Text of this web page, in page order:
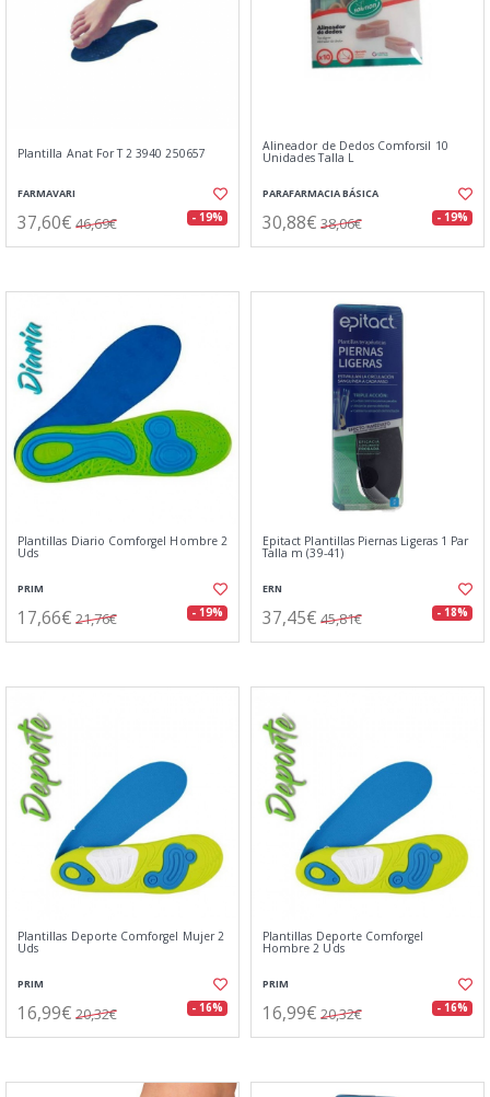
Plantilla Anat For T 2 3940 250657
FARMAVARI
37,60€ 46,69€ - 19%
Alineador de Dedos Comforsil 10
Unidades Talla L
PARAFARMACIA BÁSICA
30,88€ 38,06€ - 19%
Plantillas Diario Comforgel Hombre 2
Uds
PRIM
17,66€ 21,76€ - 19%
Epitact Plantillas Piernas Ligeras 1 Par
Talla m (39-41)
ERN
37,45€ 45,81€ - 18%
Plantillas Deporte Comforgel Mujer 2
Uds
PRIM
16,99€ 20,32€ - 16%
Plantillas Deporte Comforgel
Hombre 2 Uds
PRIM
16,99€ 20,32€ - 16%